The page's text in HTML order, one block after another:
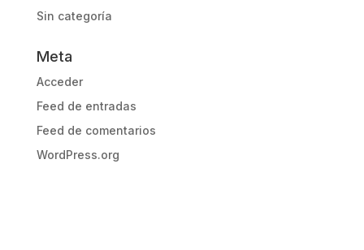
Sin categoría
Meta
Acceder
Feed de entradas
Feed de comentarios
WordPress.org